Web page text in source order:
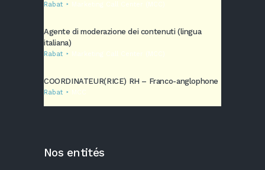
Rabat Marketing Call Center (MCC)
Agente di moderazione dei contenuti (lingua
italiana)
Rabat Marketing Call Center (MCC)
COORDINATEUR(RICE) RH – Franco-anglophone
Rabat MCC
Nos entités